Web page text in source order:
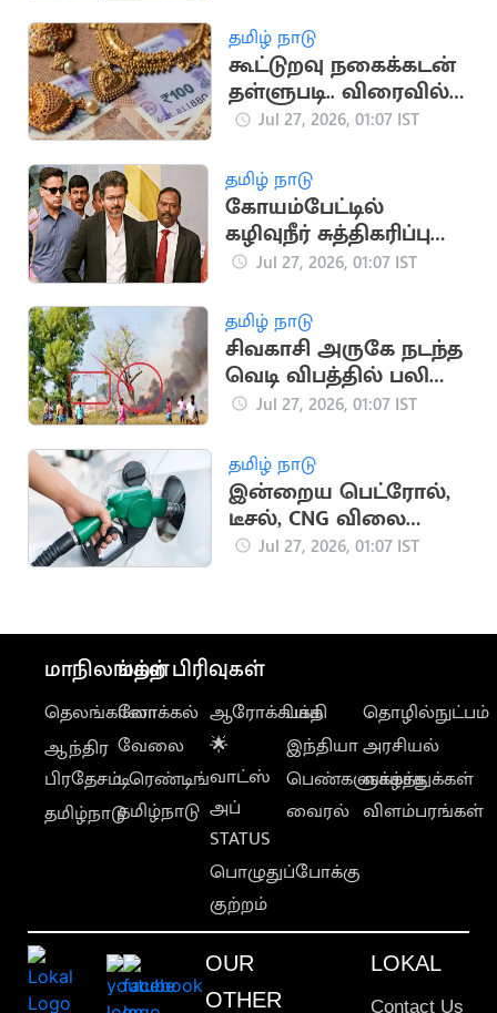
தமிழ் நாடு
கூட்டுறவு நகைக்கடன்
தள்ளுபடி.. விரைவில்
அப்டேட்
Jul 27, 2026, 01:07 IST
தமிழ் நாடு
கோயம்பேட்டில்
கழிவுநீர் சுத்திகரிப்பு
நிலையத்தில் CM
Jul 27, 2026, 01:07 IST
தமிழ் நாடு
சிவகாசி அருகே நடந்த
வெடி விபத்தில் பலி
எண்ணிக்கை 5ஆக
Jul 27, 2026, 01:07 IST
தமிழ் நாடு
இன்றைய பெட்ரோல்,
டீசல், CNG விலை
நிலவரம்
Jul 27, 2026, 01:07 IST
மாநிலங்கள்
தெலங்கானா
ஆந்திர
பிரதேசம்
தமிழ்நாடு
மற்ற பிரிவுகள்
லோக்கல்
வேலை
டிரெண்டிங்
தமிழ்நாடு
ஆரோக்கியம்
🌟
வாட்ஸ்
அப்
STATUS
பொழுதுப்போக்கு
குற்றம்
பக்தி
இந்தியா
பெண்களுக்காக
வைரல்
தொழில்நுட்பம்
அரசியல்
வாழ்த்துக்கள்
விளம்பரங்கள்
OUR
OTHER
LOKAL
Contact Us